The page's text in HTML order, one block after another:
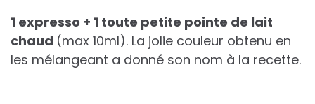
1 expresso + 1 toute petite pointe de lait
chaud (max 10ml). La jolie couleur obtenu en
les mélangeant a donné son nom à la recette.